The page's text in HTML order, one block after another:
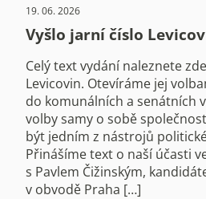
19. 06. 2026
Vyšlo jarní číslo
Celý text vydání naleznete
Levicovin. Otevíráme jej
do komunálních a senátních
volby samy o sobě
být jedním z nástrojů
Přinášíme text o naší účasti
s Pavlem Čižinským,
v obvodě Praha […]